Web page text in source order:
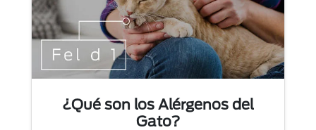
¿Qué son los Alérgenos del
Gato?